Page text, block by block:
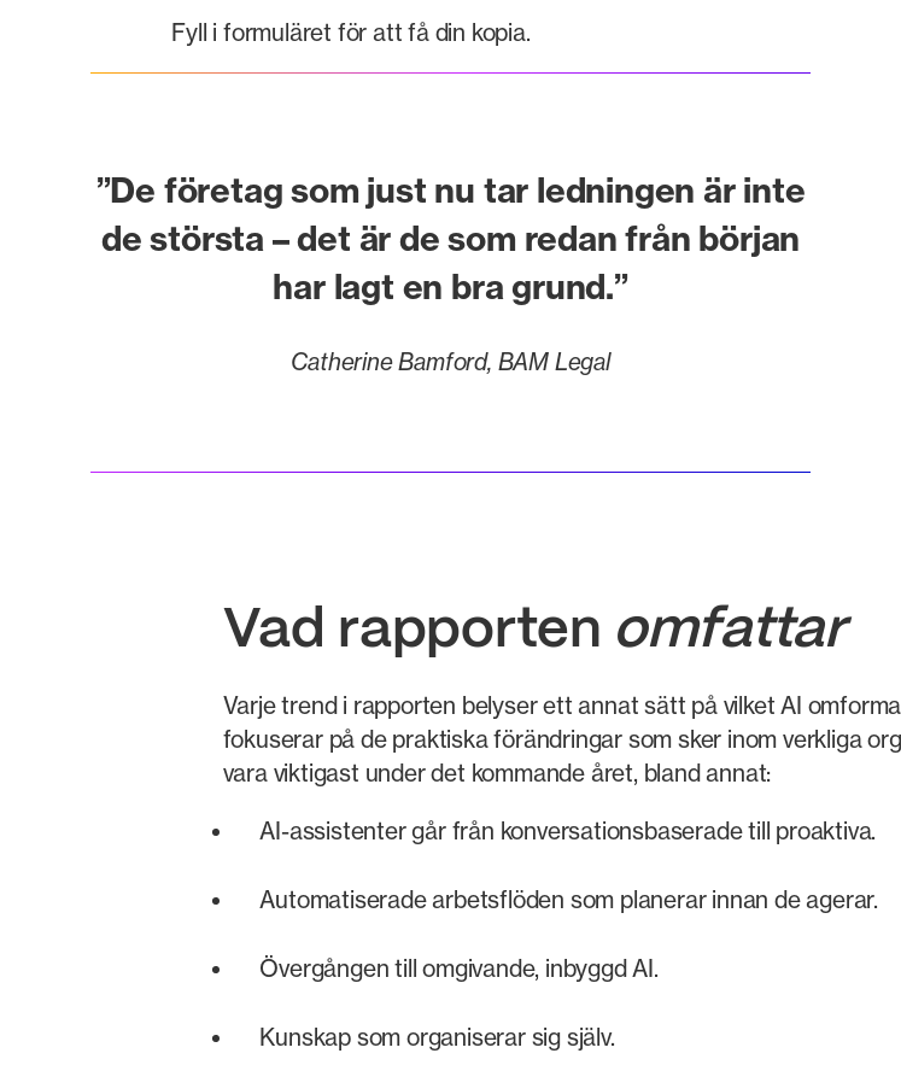
Fyll i formuläret för att få din kopia.
”De företag som just nu tar ledningen är inte
de största – det är de som redan från början
har lagt en bra grund.”
Catherine Bamford, BAM Legal
Vad rapporten omfattar
Varje trend i rapporten belyser ett annat sätt på vilket AI
fokuserar på de praktiska förändringar som sker inom verkliga
vara viktigast under det kommande året, bland annat:
AI-assistenter går från konversationsbaserade till proaktiva.
Automatiserade arbetsflöden som planerar innan de agerar.
Övergången till omgivande, inbyggd AI.
Kunskap som organiserar sig själv.